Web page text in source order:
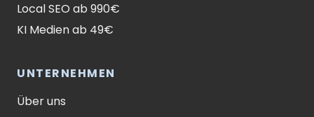
Local SEO ab 990€
KI Medien ab 49€
UNTERNEHMEN
Über uns